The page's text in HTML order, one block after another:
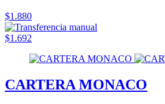
$1.880
$1.692
CARTERA MONACO